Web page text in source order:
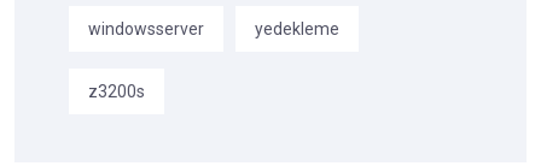
windowsserver yedekleme
z3200s